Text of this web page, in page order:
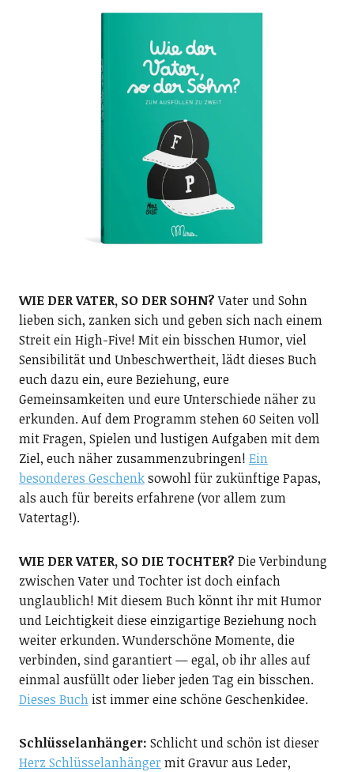
WIE DER VATER, SO DER SOHN?Vater und Sohn
lieben sich, zanken sich und geben sich nach einem
Streit ein High-Five! Mit ein bisschen Humor, viel
Sensibilität und Unbeschwertheit, lädt dieses Buch
euch dazu ein, eure Beziehung, eure
Gemeinsamkeiten und eure Unterschiede näher zu
erkunden. Auf dem Programm stehen 60 Seiten voll
mit Fragen, Spielen und lustigen Aufgaben mit dem
Ziel, euch näher zusammenzubringen! Ein
besonderes Geschenksowohl für zukünftige Papas,
als auch für bereits erfahrene (vor allem zum
Vatertag!).
WIE DER VATER, SO DIE TOCHTER? Die Verbindung
zwischen Vater und Tochter ist doch einfach
unglaublich! Mit diesem Buch könnt ihr mit Humor
und Leichtigkeit diese einzigartige Beziehung noch
weiter erkunden. Wunderschöne Momente, die
verbinden, sind garantiert — egal, ob ihr alles auf
einmal ausfüllt oder lieber jeden Tag ein bisschen.
Dieses Buchist immer eine schöne Geschenkidee.
Schlüsselanhänger: Schlicht und schön ist dieser
Herz Schlüsselanhänger mit Gravur aus Leder,